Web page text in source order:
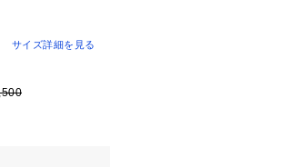
サイズ詳細を見る